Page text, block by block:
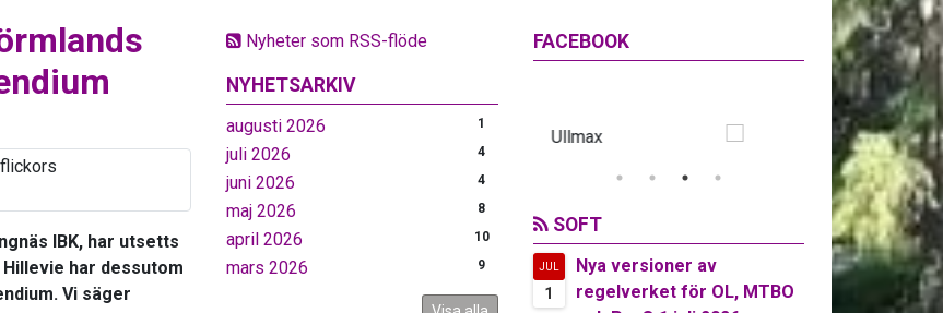
Nyheter som RSS-flöde
NYHETSARKIV
augusti 2026 1
juli 2026 4
juni 2026 4
maj 2026 8
april 2026 10
mars 2026 9
IBK, har utsetts
har dessutom
Vi säger
FACEBOOK
SOFT
JUL
1
Nya versioner av
regelverket för OL, MTBO